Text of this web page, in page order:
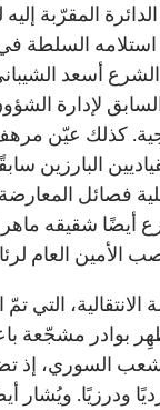
المقرّبة
السلطة في
الشرع أسعد
لإدارة
كذلك عيّن
البارزين
فصائل
أيضًا شقيقه
العام
التي
بوادر مشجّعة
السوري، إذ
ودرزيًا. ويُشار